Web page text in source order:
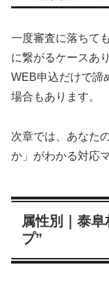
一度審査に落ちても
に繋がるケースあり
WEB申込だけで諦
場合もあります。
次章では、あなた
か」がわかる対応
属性別｜泰
プ”